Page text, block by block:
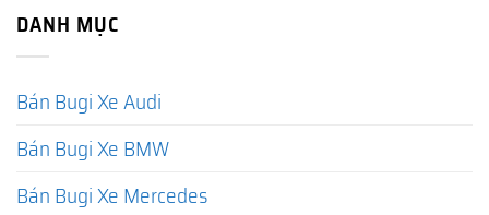
DANH MỤC
Bán Bugi Xe Audi
Bán Bugi Xe BMW
Bán Bugi Xe Mercedes